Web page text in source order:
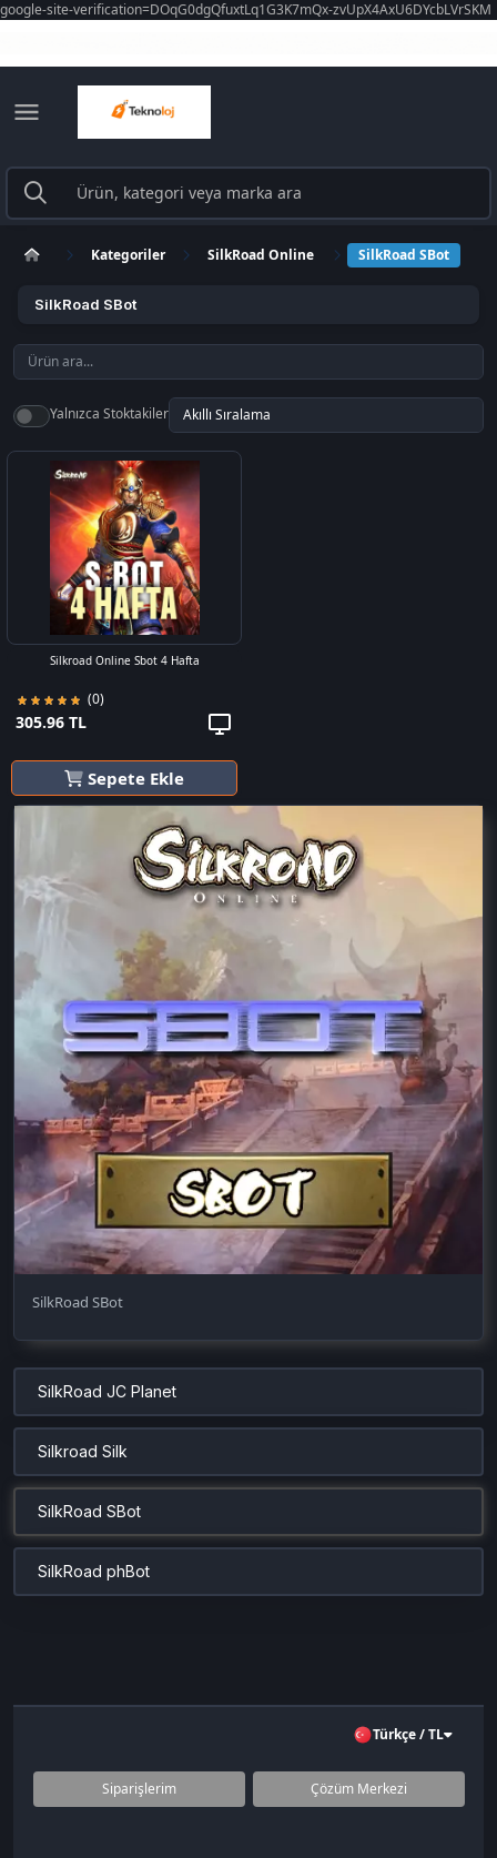
google-site-verification=DOqG0dgQfuxtLq1G3K7mQx-zvUpX4AxU6DYcbLVrSKM
Kategoriler SilkRoad Online SilkRoad SBot
SilkRoad SBot
Yalnızca Stoktakiler
Silkroad Online Sbot 4 Hafta
(0)
305.96 TL
Sepete Ekle
SilkRoad SBot
SilkRoad JC Planet
Silkroad Silk
SilkRoad SBot
SilkRoad phBot
Türkçe / TL
Siparişlerim Çözüm Merkezi